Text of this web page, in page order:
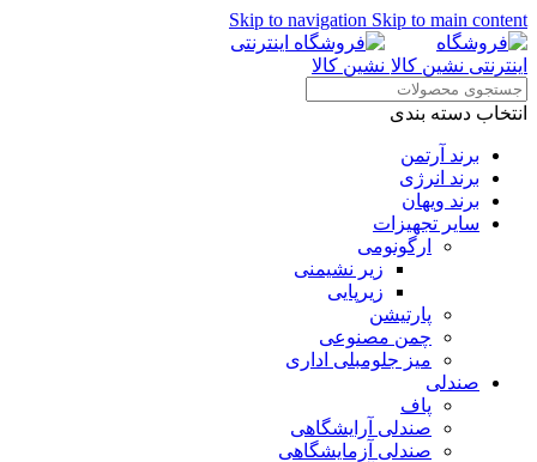
Skip to navigation Skip to main content
انتخاب دسته بندی
برند آرتمن
برند انرژی
برند ویهان
سایر تجهیزات
ارگونومی
زیر نشیمنی
زیرپایی
پارتیشن
چمن مصنوعی
میز جلومبلی اداری
صندلی
پاف
صندلی آرایشگاهی
صندلی آزمایشگاهی